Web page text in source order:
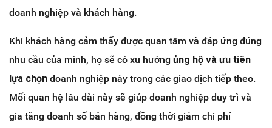
doanh nghiệp và khách hàng.
Khi khách hàng cảm thấy được quan tâm và đáp ứng đúng
nhu cầu của mình, họ sẽ có xu hướng ủng hộ và ưu tiên
lựa chọn doanh nghiệp này trong các giao dịch tiếp theo.
Mối quan hệ lâu dài này sẽ giúp doanh nghiệp duy trì và
gia tăng doanh số bán hàng, đồng thời giảm chi phí